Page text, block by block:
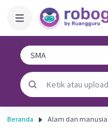
Beranda Alam dan